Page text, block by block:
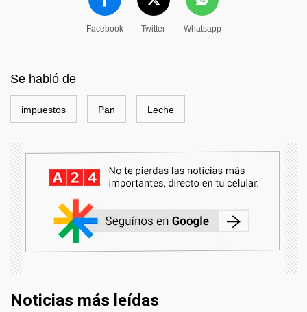
Facebook Twitter Whatsapp
Se habló de
impuestos Pan Leche
Noticias más leídas